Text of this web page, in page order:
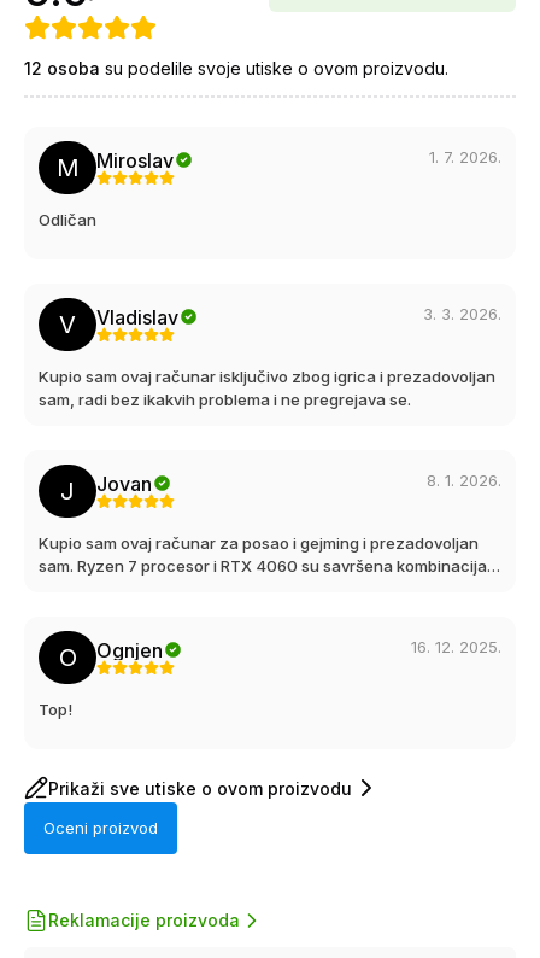
12 osoba su podelile svoje utiske o ovom proizvodu.
M Miroslav 1. 7. 2026.
Odličan
V Vladislav 3. 3. 2026.
Kupio sam ovaj računar isključivo zbog igrica i prezadovoljan
sam, radi bez ikakvih problema i ne pregrejava se.
J Jovan 8. 1. 2026.
Kupio sam ovaj računar za posao i gejming i prezadovoljan
sam. Ryzen 7 procesor i RTX 4060 su savršena kombinacija –
O Ognjen 16. 12. 2025.
Top!
Oceni proizvod
Prikaži sve utiske o ovom proizvodu
Reklamacije proizvoda